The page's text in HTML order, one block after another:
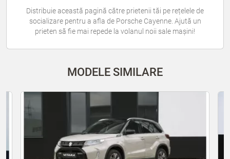
Distribuie această pagină către prietenii tăi pe rețelele de
socializare pentru a afla de Porsche Cayenne. Ajută un
prieten să fie mai repede la volanul noii sale mașini!
MODELE SIMILARE